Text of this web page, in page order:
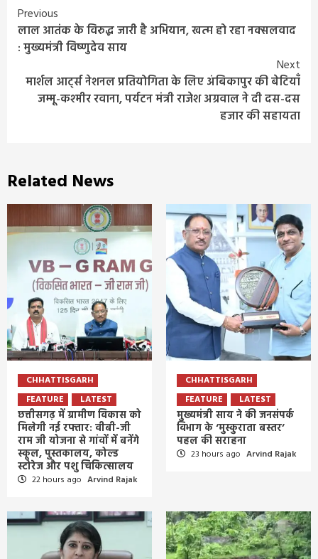
Continue
Reading
Previous
लाल आतंक के विरुद्ध जारी है अभियान, खत्म हो रहा नक्सलवाद
: मुख्यमंत्री विष्णुदेव साय
Next
मार्शल आर्ट्स नेशनल प्रतियोगिता के लिए अंबिकापुर की बेटियाँ
जम्मू-कश्मीर रवाना, पर्यटन मंत्री राजेश अग्रवाल ने दी दस-दस
हजार की सहायता
Related News
CHHATTISGARH
FEATURE
LATEST
छत्तीसगढ़ में ग्रामीण विकास को
मिलेगी नई रफ्तार: वीबी-जी
राम जी योजना से गांवों में बनेंगे
स्कूल, पुस्तकालय, कोल्ड
स्टोरेज और पशु चिकित्सालय
22 hours ago Arvind Rajak
CHHATTISGARH
FEATURE
LATEST
मुख्यमंत्री साय ने की जनसंपर्क
विभाग के ‘मुस्कुराता बस्तर’
पहल की सराहना
23 hours ago Arvind Rajak